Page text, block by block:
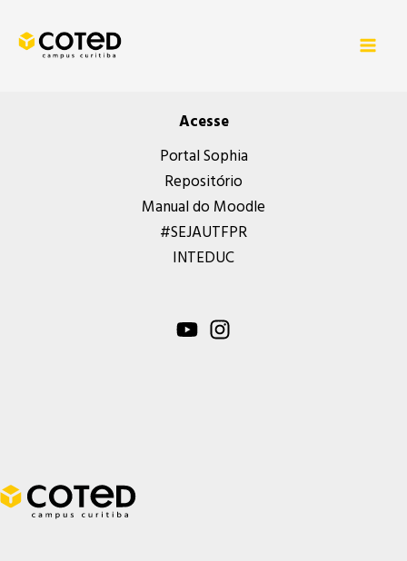
para
Acesse
Portal Sophia
Repositório
Manual do Moodle
#SEJAUTFPR
INTEDUC